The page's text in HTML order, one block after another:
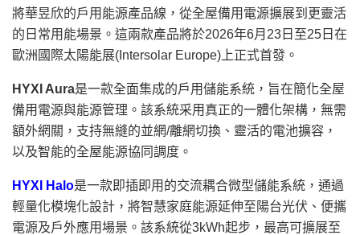
將華昱欣的戶用能源產品線，從全屋備用電源擴展到更靈活
的日常用能場景。這兩款產品將於2026年6月23日至25日在
歐洲國際太陽能展(Intersolar Europe)上正式首發。
HYXI Aura是一款全面集成的戶用儲能系統，旨在簡化全屋
備用電源與能源管理。該系統采用真正的一體化架構，無需
額外網關，支持無縫的並網/離網切換、靈活的電池擴容，
以及智能的全屋能源協同調度。
HYXI Halo是一款即插即用的交流耦合微型儲能系統，通過
輕量化模塊化設計，將智慧家庭能源延伸至陽台光伏、便攜
電源及戶外應用場景。該系統從3kWh起步，最高可擴展至